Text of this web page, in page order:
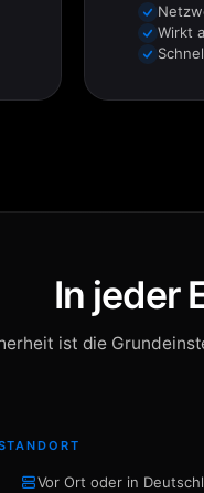
Wirkt
In jeder
ist die
Vor Ort oder in